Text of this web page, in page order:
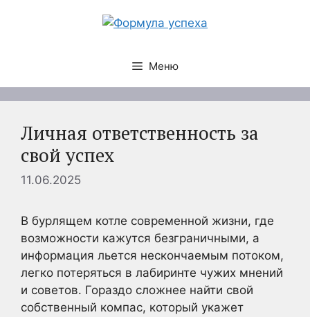
Меню
Личная ответственность за
свой успех
11.06.2025
В бурлящем котле современной жизни, где
возможности кажутся безграничными, а
информация льется нескончаемым потоком,
легко потеряться в лабиринте чужих мнений
и советов. Гораздо сложнее найти свой
собственный компас, который укажет